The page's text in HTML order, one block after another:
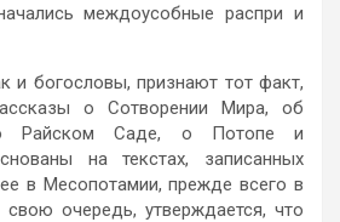
междоусобные распри и
и богословы, признают тот факт,
о Сотворении Мира, об
Саде, о Потопе и
на текстах, записанных
в Месопотамии, прежде всего в
очередь, утверждается, что